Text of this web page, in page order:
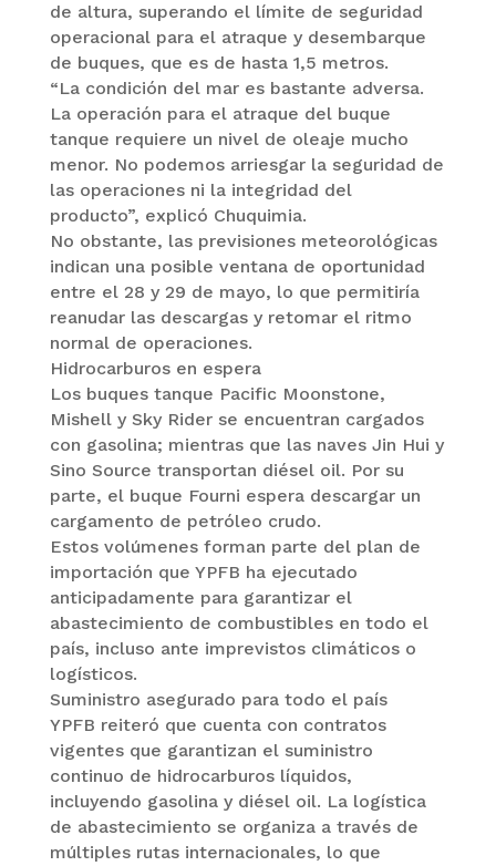
de altura, superando el límite de seguridad
operacional para el atraque y desembarque
de buques, que es de hasta 1,5 metros.
“La condición del mar es bastante adversa.
La operación para el atraque del buque
tanque requiere un nivel de oleaje mucho
menor. No podemos arriesgar la seguridad de
las operaciones ni la integridad del
producto”, explicó Chuquimia.
No obstante, las previsiones meteorológicas
indican una posible ventana de oportunidad
entre el 28 y 29 de mayo, lo que permitiría
reanudar las descargas y retomar el ritmo
normal de operaciones.
Hidrocarburos en espera
Los buques tanque Pacific Moonstone,
Mishell y Sky Rider se encuentran cargados
con gasolina; mientras que las naves Jin Hui y
Sino Source transportan diésel oil. Por su
parte, el buque Fourni espera descargar un
cargamento de petróleo crudo.
Estos volúmenes forman parte del plan de
importación que YPFB ha ejecutado
anticipadamente para garantizar el
abastecimiento de combustibles en todo el
país, incluso ante imprevistos climáticos o
logísticos.
Suministro asegurado para todo el país
YPFB reiteró que cuenta con contratos
vigentes que garantizan el suministro
continuo de hidrocarburos líquidos,
incluyendo gasolina y diésel oil. La logística
de abastecimiento se organiza a través de
múltiples rutas internacionales, lo que